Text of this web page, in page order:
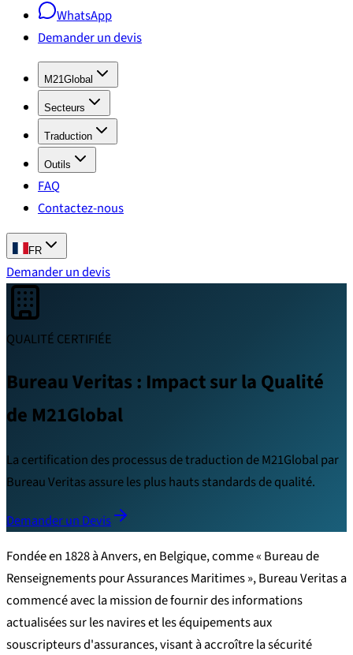
WhatsApp
Demander un devis
M21Global
Secteurs
Traduction
Outils
FAQ
Contactez-nous
FR
Demander un devis
QUALITÉ CERTIFIÉE
Bureau Veritas : Impact sur la Qualité
de M21Global
La certification des processus de traduction de M21Global par
Bureau Veritas assure les plus hauts standards de qualité.
Demander un Devis
Fondée en 1828 à Anvers, en Belgique, comme « Bureau de
Renseignements pour Assurances Maritimes », Bureau Veritas a
commencé avec la mission de fournir des informations
actualisées sur les navires et les équipements aux
souscripteurs d'assurances, visant à accroître la sécurité